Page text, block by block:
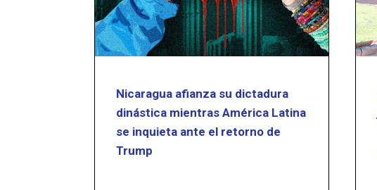
Nicaragua afianza su dictadura
dinástica mientras América Latina
se inquieta ante el retorno de
Trump